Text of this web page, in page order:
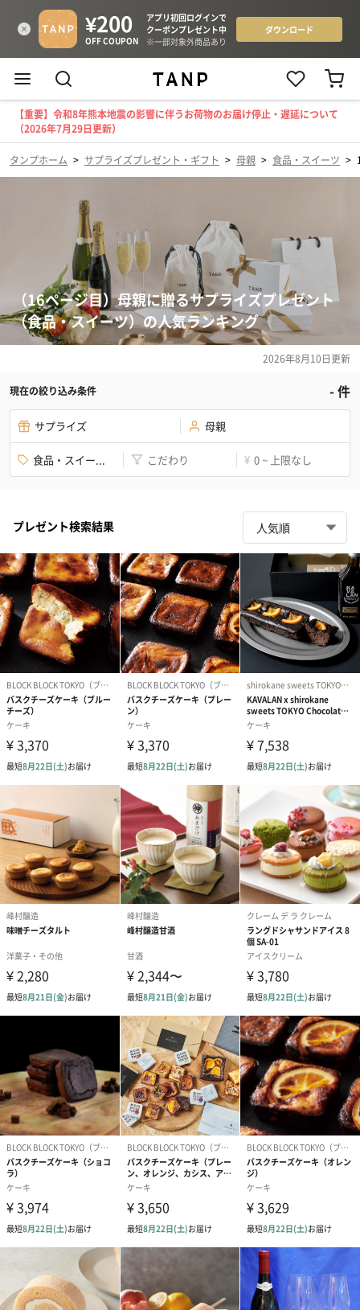
【重要】令和8年熊本地震の影響に伴うお荷物のお届け停止・遅延について
（2026年7月29日更新）
タンプホーム > サプライズプレゼント・ギフト > 母親 > 食品・スイーツ >
（16ページ目）母親に贈るサプライズプレゼント
（食品・スイーツ）の人気ランキング
2026年8月10日更新
現在の絞り込み条件 -件
サプライズ 母親
食品・スイー... こだわり ¥ 0 ~ 上限なし
プレゼント検索結果